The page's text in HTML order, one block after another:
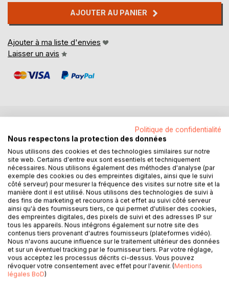
AJOUTER AU PANIER
Ajouter à ma liste d'envies
Laisser un avis
Au premier coup d'œil :
Vous mangez trop! Perdez du poids et faites du sport!
Petra a dû endurer toute sa vie ces phrases dites par les
médecins et par son entourage. Toutefois, ce n´est pas si
simple pour une femme touchée par le lipœdème, celles-ci
sont méprisées, humiliées et offensées face à une maladie
qui est encore très peu connue aujourd´hui .
Lipœdème - aimer, vivre, pleurer, est un récit poignant où
Petra Jahrend y livre les affres de la maladie qu´elle subit
tout au long de ses 40 dernières années. L'auteure
explique de façon remarquable et bouleversante les
douleurs occasionnées par le lipœdème, mais aussi les
Politique de confidentialité
Nous respectons la protection des données
Nous utilisons des cookies et des technologies similaires sur notre
site web. Certains d'entre eux sont essentiels et techniquement
nécessaires. Nous utilisons également des méthodes d'analyse (par
exemple des cookies ou des empreintes digitales, ainsi que le suivi
côté serveur) pour mesurer la fréquence des visites sur notre site et la
manière dont il est utilisé. Nous utilisons des technologies de suivi à
des fins de marketing et recourons à cet effet au suivi côté serveur
ainsi qu'à des fournisseurs tiers, ce qui permet d'utiliser des cookies,
des empreintes digitales, des pixels de suivi et des adresses IP sur
tous les appareils. Nous intégrons également sur notre site des
contenus tiers provenant d'autres fournisseurs (plateformes vidéo).
Nous n'avons aucune influence sur le traitement ultérieur des données
et sur un éventuel tracking par le fournisseur tiers. Par votre réglage,
vous acceptez les processus décrits ci-dessus. Vous pouvez
révoquer votre consentement avec effet pour l'avenir. (Mentions
légales BoD)